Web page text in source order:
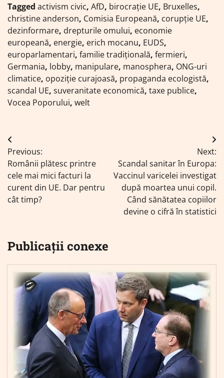
Tagged activism civic, AfD, birocrație UE, Bruxelles,
christine anderson, Comisia Europeană, corupție UE,
dezinformare, drepturile omului, economie
europeană, energie, erich mocanu, EUDS,
europarlamentari, familie tradițională, fermieri,
Germania, lobby, manipulare, manosphera, ONG-uri
climatice, opoziție curajoasă, propaganda ecologistă,
scandal UE, suveranitate economică, taxe publice,
Vocea Poporului, welt
Navigare
în
articole
Previous:
Românii plătesc printre
cele mai mici facturi la
curent din UE. Dar pentru
cât timp?
Next:
Scandal sanitar în Europa:
Vaccinul varicelei investigat
după moartea unui copil.
Când sănătatea copiilor
devine o cifră în statistici
Publicații conexe